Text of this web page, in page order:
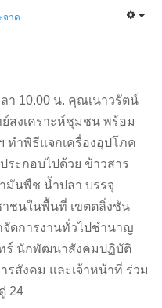
จาด
า 10.00 น. คุณเนาวรัตน์
สงเคราะห์ชุมชน พร้อม
ทำพิธีแจกเครื่องอุปโภค
ระกอบไปด้วย ข้าวสาร
มันพืช น้ำปลา บรรจุ
าชนในพื้นที่ เขตตลิ่งชัน
ดการงานทั่วไปชำนาญ
ร์ นักพัฒนาสังคมปฏิบัติ
สังคม และเจ้าหน้าที่ ร่วม
24